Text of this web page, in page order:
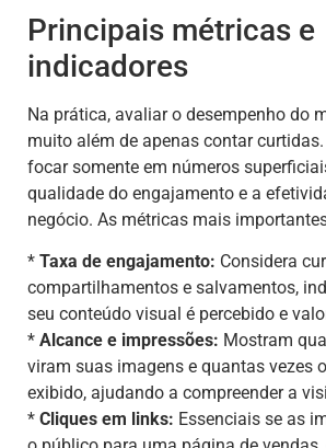
Principais métricas e
indicadores
Na prática, avaliar o desempenho do
muito além de apenas contar
focar somente em números
qualidade do engajamento e a
negócio. As métricas mais
* Taxa de engajamento: Considera
compartilhamentos e salvamentos,
seu conteúdo visual é percebido e
* Alcance e impressões: Mostram
viram suas imagens e quantas vezes
exibido, ajudando a compreender a
* Cliques em links: Essenciais se as